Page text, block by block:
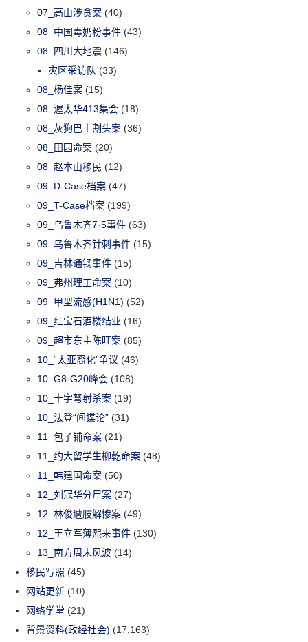
07_高山涉贪案 (40)
08_中国毒奶粉事件 (43)
08_四川大地震 (146)
灾区采访队 (33)
08_杨佳案 (15)
08_渥太华413集会 (18)
08_灰狗巴士割头案 (36)
08_田园命案 (20)
08_赵本山移民 (12)
09_D-Case档案 (47)
09_T-Case档案 (199)
09_乌鲁木齐7·5事件 (63)
09_乌鲁木齐针刺事件 (15)
09_吉林通钢事件 (15)
09_弗州理工命案 (10)
09_甲型流感(H1N1) (52)
09_红宝石酒楼结业 (16)
09_超市东主陈旺案 (85)
10_“太亚裔化”争议 (46)
10_G8-G20峰会 (108)
10_十字弩射杀案 (19)
10_法登“间谍论” (31)
11_包子铺命案 (21)
11_约大留学生柳乾命案 (48)
11_韩建国命案 (50)
12_刘冠华分尸案 (27)
12_林俊遭肢解惨案 (49)
12_王立军薄熙来事件 (130)
13_南方周末风波 (14)
移民写照 (45)
网站更新 (10)
网络学堂 (21)
背景资料(政经社会) (17,163)